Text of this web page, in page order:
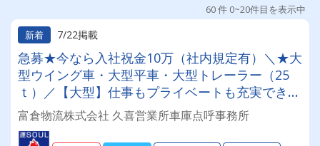
60 件 0~20件目を表示中
新着
7/22掲載
急募★今なら入社祝金10万（社内規定有）＼★大
型ウイング車・大型平車・大型トレーラー（25
ｔ）／【大型】仕事もプライベートも充実でき
る！【会社全額負担】免許取得制度でスキルアッ
プも叶います☆彡◎日・祝休み(連休あり)◎成果
富倉物流株式会社 久喜営業所車庫点呼事務所